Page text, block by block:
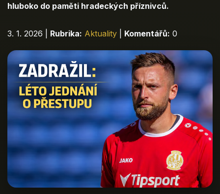
hluboko do paměti hradeckých příznivců.
3. 1. 2026 Rubrika: Aktuality Komentářů: 0